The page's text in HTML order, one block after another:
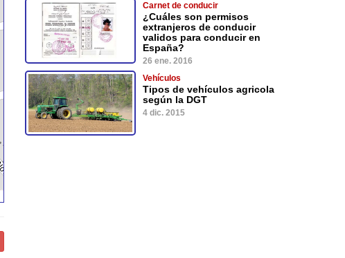
Carnet de conducir
¿Cuáles son permisos
extranjeros de conducir
validos para conducir en
España?
26 ene. 2016
Vehículos
Tipos de vehículos agricola
según la DGT
4 dic. 2015